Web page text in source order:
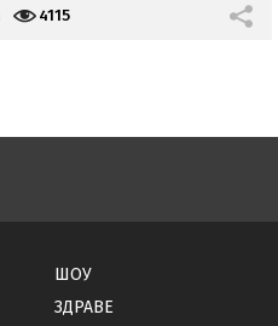
1965
ШОУ
ЗДРАВЕ